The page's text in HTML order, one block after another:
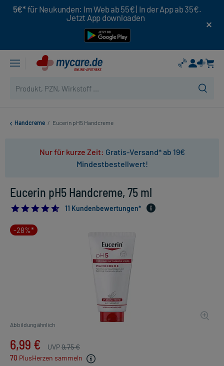
5€* für Neukunden: Im Web ab 55€ | In der App ab 35€.
Jetzt App downloaden
Handcreme / Eucerin pH5 Handcreme
Nur für kurze Zeit: Gratis-Versand* ab 19€
Mindestbestellwert!
Eucerin pH5 Handcreme, 75 ml
4.636363636363637
11 Kundenbewertungen*
-28%*
Abbildung ähnlich
6,99 € UVP9,75 €
70 PlusHerzen sammeln